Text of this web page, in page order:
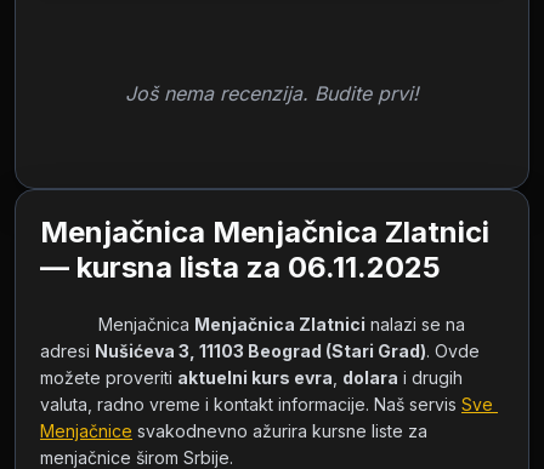
Još nema recenzija. Budite prvi!
Menjačnica Menjačnica Zlatnici
— kursna lista za 06.11.2025
            Menjačnica
Menjačnica Zlatnici nalazi se na
adresi Nušićeva 3, 11103 Beograd (Stari Grad). Ovde
možete proveriti aktuelni kurs evra dolara i drugih
valuta, radno vreme i kontakt informacije. Naš servis Sve
Menjačnice svakodnevno ažurira kursne liste za
menjačnice širom Srbije.